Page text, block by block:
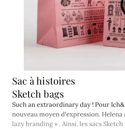
Sac à histoires
Sketch bags
Such an extraordinary day ! Pour
nouveau moyen d'expression. Helena
lazy branding » . Ainsi, les sacs